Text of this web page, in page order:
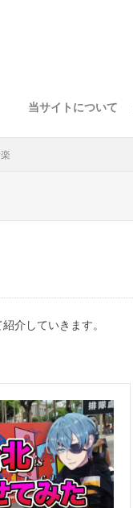
当サイトについて
介していきます。